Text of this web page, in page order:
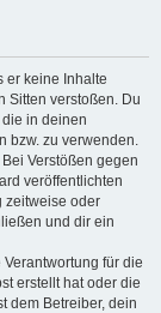
er keine Inhalte
Sitten verstoßen. Du
in deinen
bzw. zu verwenden.
Verstößen gegen
veröffentlichten
zeitweise oder
und dir ein
für die
erstellt hat oder die
dem Betreiber, dein